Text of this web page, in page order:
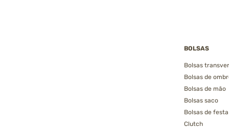
BOLSAS
Bolsas
Bolsas de
Bolsas de mão
Bolsas saco
Bolsas de festa
Clutch